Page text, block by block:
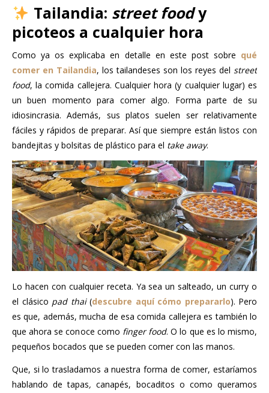
Tailandia: street foody
picoteos a cualquier hora
Como ya os explicaba en detalle en este post sobre qué
comer en Tailandia, los tailandeses son los reyes del street
food, la comida callejera. Cualquier hora (y cualquier lugar) es
un buen momento para comer algo. Forma parte de su
idiosincrasia. Además, sus platos suelen ser relativamente
fáciles y rápidos de preparar. Así que siempre están listos con
bandejitas y bolsitas de plástico para el take away.
Lo hacen con cualquier receta. Ya sea un salteado, un curry o
el clásico pad thai(descubre aquí cómo prepararlo). Pero
es que, además, mucha de esa comida callejera es también lo
que ahora se conoce como finger food. O lo que es lo mismo,
pequeños bocados que se pueden comer con las manos.
Que, si lo trasladamos a nuestra forma de comer, estaríamos
hablando de tapas,canapés, bocaditos o como queramos